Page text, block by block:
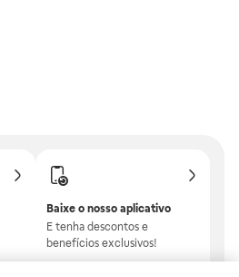
Baixe o nosso aplicativo
E tenha descontos e
benefícios exclusivos!